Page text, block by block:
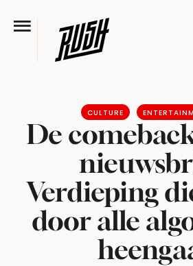
CULTURE
De
Verdieping
door alle